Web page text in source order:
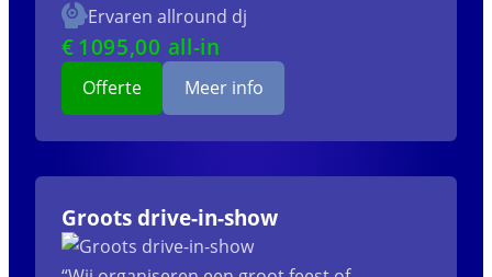
Ervaren allround dj
€ 1095,00 all-in
Offerte Meer info
Groots drive-in-show